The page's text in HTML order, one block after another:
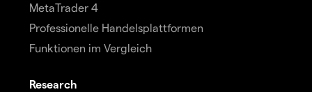
MetaTrader 4
Professionelle Handelsplattformen
Funktionen im Vergleich
Research